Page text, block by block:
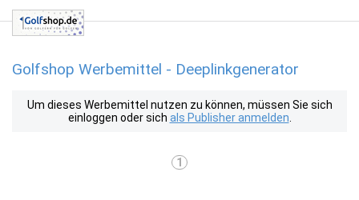
Golfshop Werbemittel - Deeplinkgenerator
Um dieses Werbemittel nutzen zu können, müssen Sie sich
einloggen oder sich als Publisher anmelden
1